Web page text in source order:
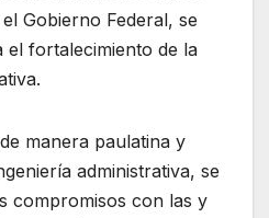
Gobierno Federal, se
fortalecimiento de la
manera paulatina y
administrativa, se
compromisos con las y